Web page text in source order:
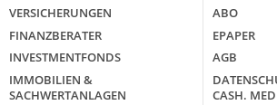
VERSICHERUNGEN
FINANZBERATER
INVESTMENTFONDS
IMMOBILIEN &
SACHWERTANLAGEN
ABO
EPAPER
AGB
CASH.